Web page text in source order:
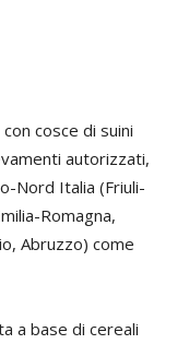
cosce di suini
autorizzati,
Nord Italia (Friuli-
Romagna,
Abruzzo) come
a base di cereali